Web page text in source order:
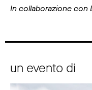
In collaborazione con
un evento di